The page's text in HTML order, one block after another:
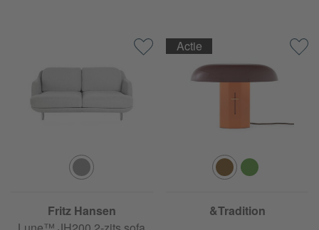
Fritz Hansen
&Tradition
Actie